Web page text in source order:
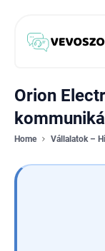
Orion
Home Vállalatok –